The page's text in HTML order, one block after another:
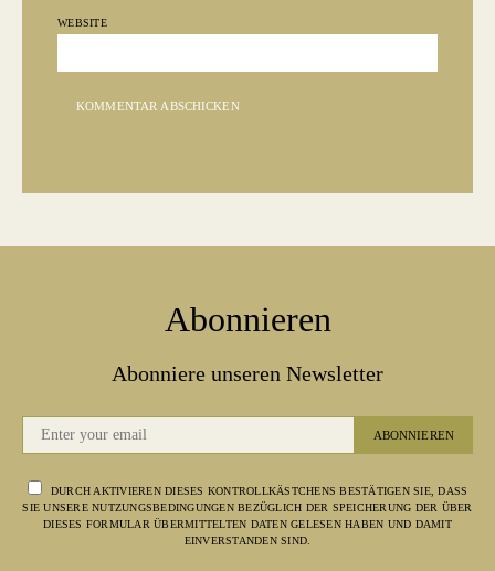
WEBSITE
Abonnieren
Abonniere unseren Newsletter
ABONNIEREN
DURCH AKTIVIEREN DIESES KONTROLLKÄSTCHENS BESTÄTIGEN SIE, DASS
SIE UNSERE NUTZUNGSBEDINGUNGEN BEZÜGLICH DER SPEICHERUNG DER ÜBER
DIESES FORMULAR ÜBERMITTELTEN DATEN GELESEN HABEN UND DAMIT
EINVERSTANDEN SIND.